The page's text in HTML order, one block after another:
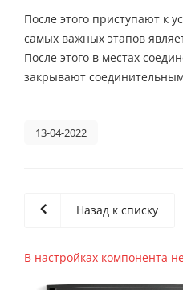
После этого приступают к
самых важных этапов
После этого в местах
закрывают
13-04-2022
Назад к списку
В настройках компонента